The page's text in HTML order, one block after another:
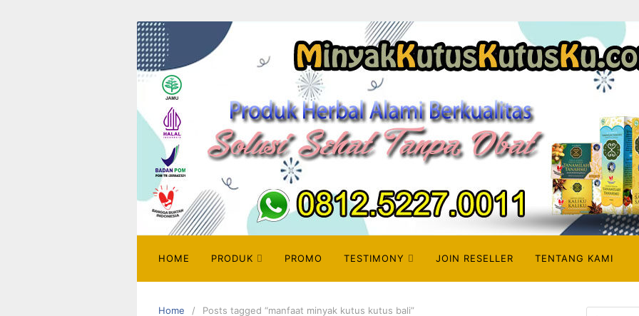
HOME PRODUK PROMO TESTIMONY JOIN RESELLER TENTANG KAMI
Home Posts tagged “manfaat minyak kutus kutus bali”